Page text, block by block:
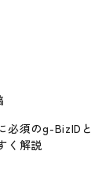
必須のg-BizIDと
く解説